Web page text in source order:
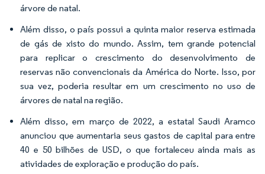
árvore de natal.
Além disso, o país possui a quinta maior reserva estimada
de gás de xisto do mundo. Assim, tem grande potencial
para replicar o crescimento do desenvolvimento de
reservas não convencionais da América do Norte. Isso, por
sua vez, poderia resultar em um crescimento no uso de
árvores de natal na região.
Além disso, em março de 2022, a estatal Saudi Aramco
anunciou que aumentaria seus gastos de capital para entre
40 e 50 bilhões de USD, o que fortaleceu ainda mais as
atividades de exploração e produção do país.